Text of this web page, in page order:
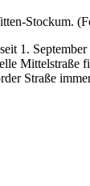
Stockum.
1.
Mittelstraße
Straße